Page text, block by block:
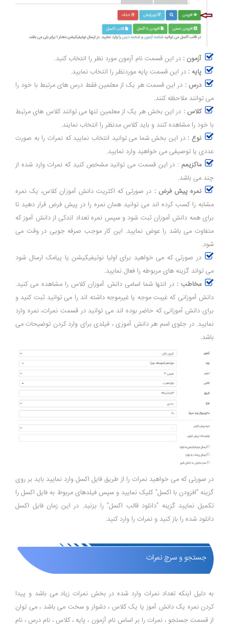
آزمون : در این قسمت نام آزمون مورد نظر را انتخاب کنید.
پایه : در این قسمت پایه موردنظر را انتخاب نمایید.
درس : در این قسمت هر یک از معلمین فقط درس های مرتبط با خود را
می توانند ملاحظه کنند.
کلاس : در این بخش هر یک از معلمین تنها می توانند کلاس های مرتبط
با خود را مشاهده کنند و باید کلاس مدنظر را انتخاب نمایند.
نوع : در این بخش شما می توانید انتخاب نمایید که نمرات را به صورت
عددی یا توصیفی می خواهید وارد نمایید.
ماکزیمم : در این قسمت می توانید مشخص کنید که نمرات وارد شده از
چند می باشد.
نمره پیش فرض : در صورتی که اکثریت دانش آموزان کلاس، یک نمره
مشابه را کسب کرده اند می توانید همان نمره را در پیش فرض قرار دهید تا
برای همه دانش آموزان ثبت شود و سپس نمره تعداد اندکی از دانش آموز که
متفاوت می باشد را عوض نمایید. این کار موجب صرفه جویی در وقت می
شود.
در صورتی که می خواهید برای اولیا نوتیفیکیشن یا پیامک ارسال شود
می تواند گزینه های مربوطه را فعال نمایید.
مخاطب : در انتها شما اسامی دانش آموزان کلاس را مشاهده می کنید.
دانش آموزانی که غیبت موجه یا غیرموجه داشته اند را می توانید ثبت کنید و
برای دانش آموزانی که حاضر بوده اند می توانید در قسمت نمرات، نمره وارد
نمایید. در جلوی اسم هر دانش آموزی ، فیلدی برای وارد کردن توضیحات می
باشد.
در صورتی که می خواهید نمرات را از طریق فایل اکسل وارد نمایید باید بر روی
گزینه "افزودن با اکسل" کلیک نمایید و سپس فیلدهای مربوط به فایل اکسل را
تکمیل نمایید گزینه "دانلود قالب اکسل" را بزنید. در این زمان فایل اکسل
دانلود شده را باز کنید و نمرات را وارد کنید.
جستجو و سرچ نمرات
به دلیل اینکه تعداد نمرات وارد شده در بخش نمرات زیاد می باشد و پیدا
کردن نمره یک دانش آموز یا یک کلاس ، دشوار و سخت می باشد ، می توان
از قسمت جستجو ، نمرات را بر اساس نام آزمون ، پایه ، کلاس ، نام درس ، نام